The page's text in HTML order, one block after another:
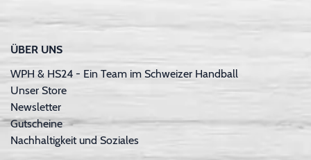
ÜBER UNS
WPH & HS24 - Ein Team im Schweizer Handball
Unser Store
Newsletter
Gutscheine
Nachhaltigkeit und Soziales